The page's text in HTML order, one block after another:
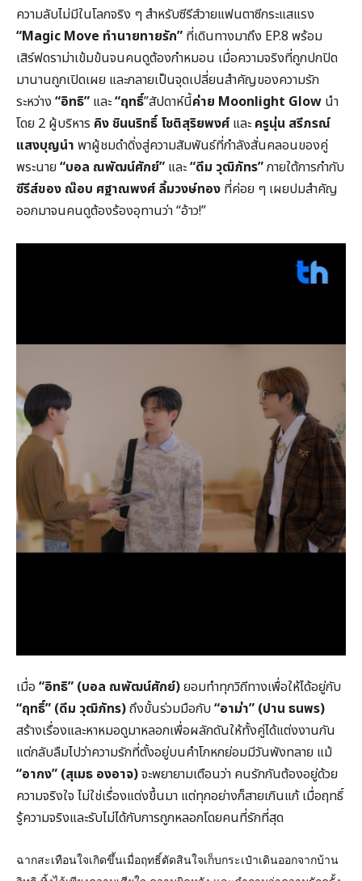
ความลับไม่มีในโลกจริง ๆ สำหรับซีรีส์วายแฟนตาซีกระแสแรง
“Magic Move ทำนายทายรัก” ที่เดินทางมาถึง EP.8 พร้อม
เสิร์ฟดราม่าเข้มข้นจนคนดูต้องกำหมอน เมื่อความจริงที่ถูกปกปิด
มานานถูกเปิดเผย และกลายเป็นจุดเปลี่ยนสำคัญของความรัก
ระหว่าง “อิทธิ” และ“ฤทธิ์”สัปดาห์นี้ค่าย Moonlight Glow นำ
โดย 2 ผู้บริหาร คิง ชินนริทธิ์ โชติสุริยพงศ์ และครูนุ่น สรีภรณ์
แสงบุญนำ พาผู้ชมดำดิ่งสู่ความสัมพันธ์ที่กำลังสั่นคลอนของคู่
พระนาย“บอล ณพัฒน์ศักย์” และ“ดีม วุฒิภัทร”ภายใต้การกำกับ
ซีรีส์ของ ณ๊อบ ศฐาณพงศ์ ลิ้มวงษ์ทอง ที่ค่อย ๆ เผยปมสำคัญ
ออกมาจนคนดูต้องร้องอุทานว่า “อ้าว!”
เมื่อ “อิทธิ” (บอล ณพัฒน์ศักย์)ยอมทำทุกวิถีทางเพื่อให้ได้อยู่กับ
“ฤทธิ์” (ดีม วุฒิภัทร)ถึงขั้นร่วมมือกับ“อาม่า” (ปาน ธนพร)
สร้างเรื่องและหาหมอดูมาหลอกเพื่อผลักดันให้ทั้งคู่ได้แต่งงานกัน
แต่กลับลืมไปว่าความรักที่ตั้งอยู่บนคำโกหกย่อมมีวันพังทลาย แม้
“อากง” (สุเมธ องอาจ)จะพยายามเตือนว่า คนรักกันต้องอยู่ด้วย
ความจริงใจ ไม่ใช่เรื่องแต่งขึ้นมา แต่ทุกอย่างก็สายเกินแก้ เมื่อฤทธิ์
รู้ความจริงและรับไม่ได้กับการถูกหลอกโดยคนที่รักที่สุด
ฉากสะเทือนใจเกิดขึ้นเมื่อฤทธิ์ตัดสินใจเก็บกระเป๋าเดินออกจากบ้าน